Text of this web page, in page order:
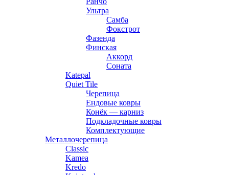
Ультра
Самба
Фокстрот
Фазенда
Финская
Аккорд
Соната
Katepal
Quiet Tile
Черепица
Ендовые ковры
Конёк — карниз
Подкладочные ковры
Комплектующие
Металлочерепица
Classic
Kamea
Kredo